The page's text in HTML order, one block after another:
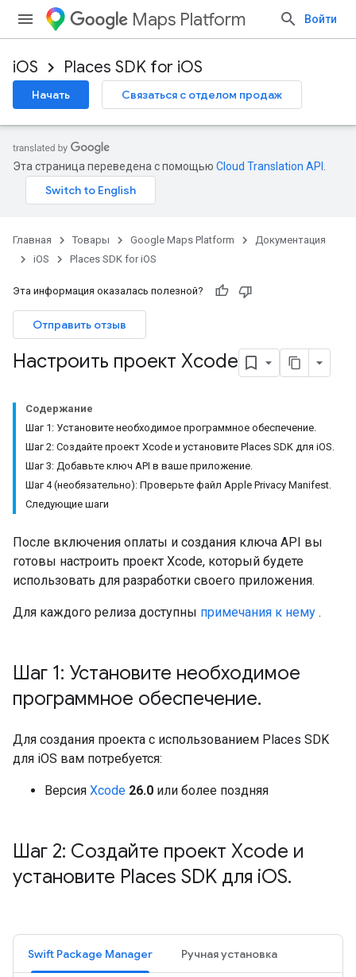
Maps Platform Войти
iOS Places SDK for iOS
Начать Связаться с отделом продаж
Эта страница переведена с помощью Cloud Translation API
Главная Товары Google Maps Platform
Документация
iOS
Places SDK for iOS
Эта информация оказалась полезной?
Отправить отзыв
Настроить проект Xcode
Содержание
Шаг 1: Установите необходимое программное обеспечение.
Шаг 2: Создайте проект Xcode и установите Places SDK для iOS.
Шаг 3: Добавьте ключ API в ваше приложение.
Шаг 4 (необязательно): Проверьте файл Apple Privacy Manifest.
Следующие шаги
После включения оплаты и создания ключа API вы
готовы настроить проект Xcode, который будете
использовать для разработки своего приложения.
Для каждого релиза доступны примечания к нему .
Шаг 1: Установите необходимое
программное обеспечение.
Для создания проекта с использованием Places SDK
для iOS вам потребуется:
Версия Xcode 26.0 или более поздняя
Шаг 2: Создайте проект Xcode и
установите Places SDK для iOS.
Swift Package Manager Ручная установка